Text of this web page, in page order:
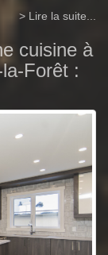
> Lire la suite...
cuisine à
Forêt :